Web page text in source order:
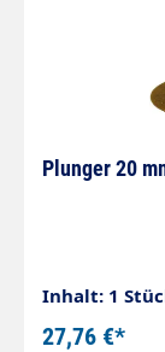
Plunger 20
Inhalt: 1
27,76 €*